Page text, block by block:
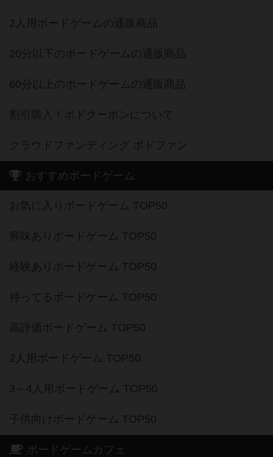
2人用ボードゲームの通販商品
20分以下のボードゲームの通販商品
60分以上のボードゲームの通販商品
割引購入！ボドクーポンについて
クラウドファンディング ボドファン
おすすめボードゲーム
お気に入りボードゲーム TOP50
興味ありボードゲーム TOP50
経験ありボードゲーム TOP50
持ってるボードゲーム TOP50
高評価ボードゲーム TOP50
2人用ボードゲーム TOP50
3～4人用ボードゲーム TOP50
子供向けボードゲーム TOP50
ボードゲームカフェ